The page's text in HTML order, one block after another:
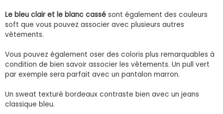
Le bleu clair et le blanc cassé sont également des couleurs
soft que vous pouvez associer avec plusieurs autres
vêtements.
Vous pouvez également oser des coloris plus remarquables à
condition de bien savoir associer les vêtements. Un pull vert
par exemple sera parfait avec un pantalon marron.
Un sweat texturé bordeaux contraste bien avec un jeans
classique bleu.